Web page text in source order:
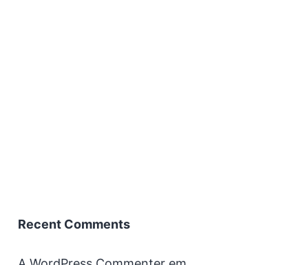
Recent Comments